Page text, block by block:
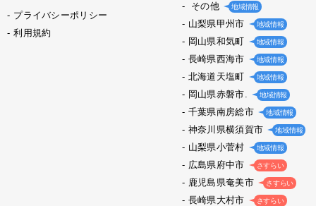
プライバシーポリシー
利用規約
その他 地域情報
山梨県甲州市 地域情報
岡山県和気町 地域情報
長崎県西海市 地域情報
北海道天塩町 地域情報
岡山県赤磐市. 地域情報
千葉県南房総市 地域情報
神奈川県横須賀市 地域情報
山梨県小菅村 地域情報
広島県府中市 さすらい
鹿児島県奄美市 さすらい
長崎県大村市 さすらい